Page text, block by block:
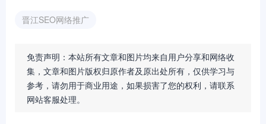
晋江SEO网络推广
免责声明：本站所有文章和图片均来自用户分享和网络收
集，文章和图片版权归原作者及原出处所有，仅供学习与
参考，请勿用于商业用途，如果损害了您的权利，请联系
网站客服处理。